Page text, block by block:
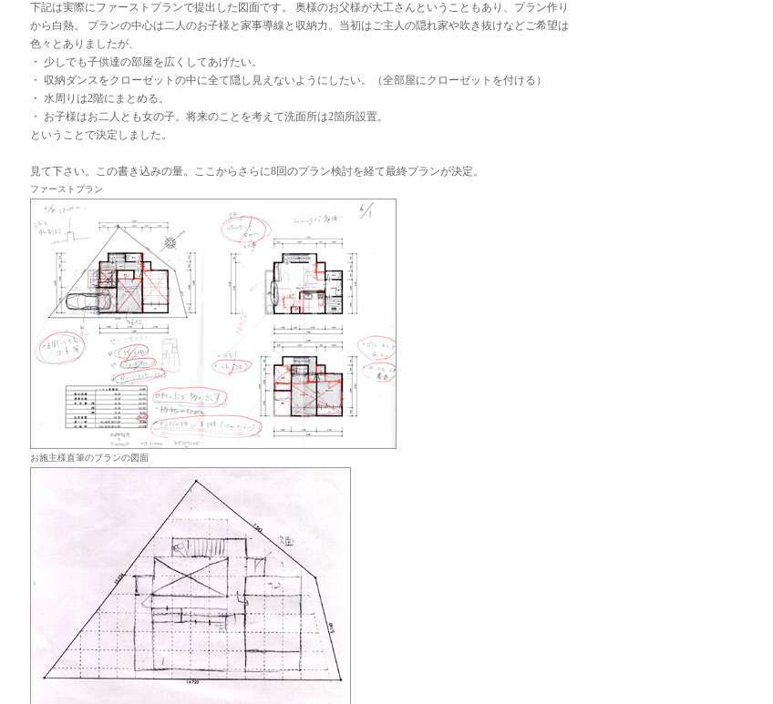
下記は実際にファーストプランで提出した図面です。 奥様のお父様が大工さんということもあり、プラン作り
から白熱。 プランの中心は二人のお子様と家事導線と収納力。当初はご主人の隠れ家や吹き抜けなどご希望は
色々とありましたが、
・ 少しでも子供達の部屋を広くしてあげたい。
・ 収納ダンスをクローゼットの中に全て隠し見えないようにしたい。（全部屋にクローゼットを付ける）
・ 水周りは2階にまとめる。
・ お子様はお二人とも女の子。将来のことを考えて洗面所は2箇所設置。
ということで決定しました。
見て下さい。この書き込みの量。ここからさらに8回のプラン検討を経て最終プランが決定。
ファーストプラン
お施主様直筆のプランの図面